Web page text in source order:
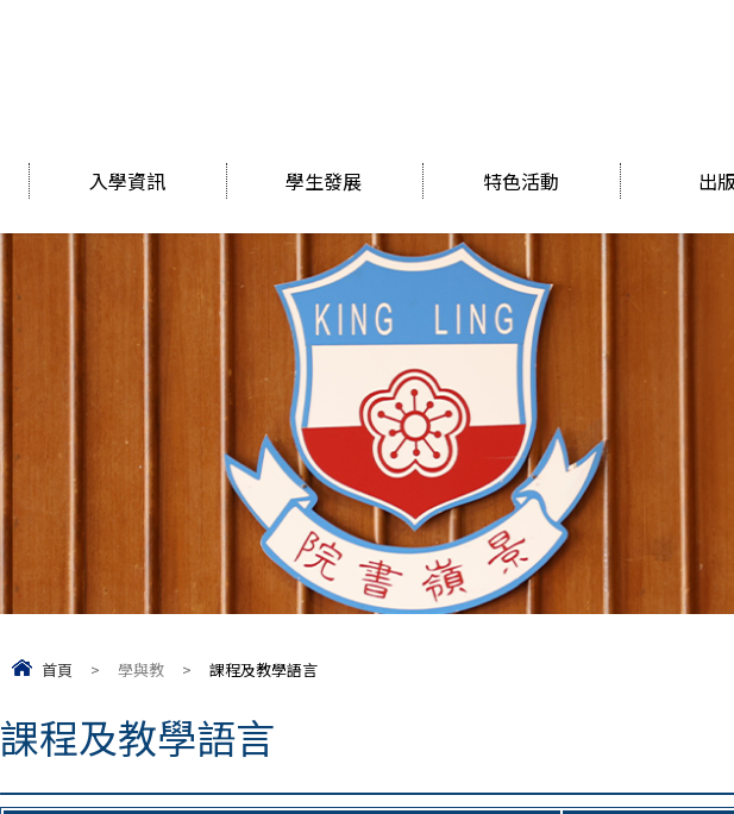
入學資訊 學生發展 特色活動 出
首頁 > 學與教 > 課程及教學語言
課程及教學語言